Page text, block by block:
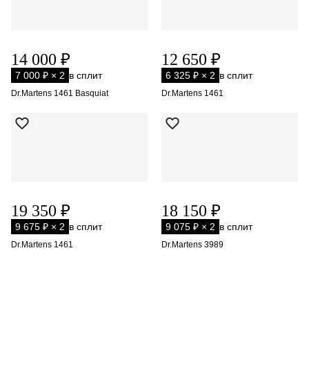
14 000 ₽
7 000 ₽ × 2 в сплит
Dr.Martens 1461 Basquiat
12 650 ₽
6 325 ₽ × 2 в сплит
Dr.Martens 1461
19 350 ₽
9 675 ₽ × 2 в сплит
Dr.Martens 1461
18 150 ₽
9 075 ₽ × 2 в сплит
Dr.Martens 3989